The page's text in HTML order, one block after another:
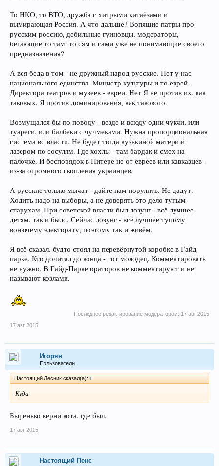
То НКО, то ВТО, дружба с хитрыми китаёзами и
вымирающая Россия. А что дальше? Вопящие патры про
русским россию, дебильные гуиновцы, модераторы,
бегающие то там, то сям и сами уже не понимающие своего
предназначения?
А вся беда в том - не дружный народ русские. Нет у нас
национального единства. Министр культуры и то еврей.
Директора театров и музеев - евреи. Нет Я не против их, как
таковых. Я против доминирования, как такового.
Возмущался бы по поводу - везде и всюду одни чукчи, или
туареги, или балбеки с чучмеками. Нужна пропорциональная
система во власти. Не будет тогда кузькиной матери и
лазером по сосулям. Где хохлы - там бардак и смех на
палочке. И беспорядок в Питере не от евреев или кавказцев -
из-за огромного скопления украинцев.
А русские только мычат - дайте нам порулить. Не дадут.
Ходить надо на выборы, а не доверять это дело тупым
старухам. При советской власти был лозунг - всё лучшее
детям, так и было. Сейчас лозунг - всё лучшее тупому
вонючему электорату, поэтому так и живём.
Я всё сказал. будто стоял на перевёрнутой коробке в Гайд-
парке. Кто дочитал до конца - тот молодец. Комментировать
не нужно. В Гайд-Парке ораторов не комментируют и не
называют козлами.
Последнее редактирование модератором: 17 авг 2015
17 авг 2015
Игорян
Пользователи
Настоящий Лесник сказал(а): ↑
Куда
Быренько верни кота, где был.
17 авг 2015
Настоящий Пенс